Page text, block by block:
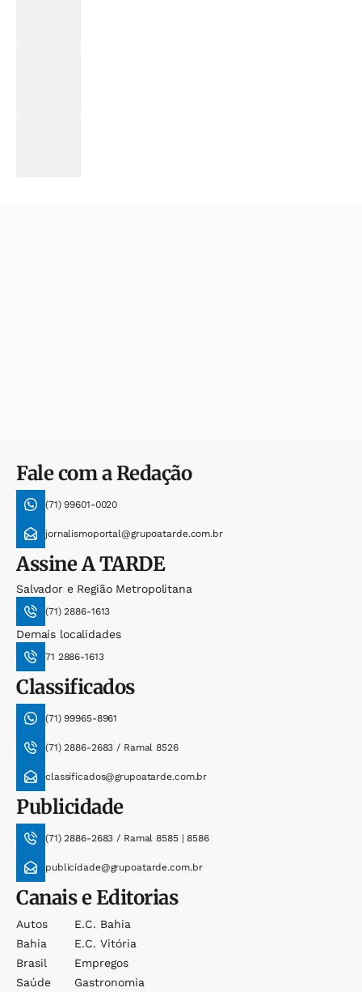
Fale com a Redação
(71) 99601-0020
jornalismoportal@grupoatarde.com.br
AssineA TARDE
Salvador e Região Metropolitana
(71) 2886-1613
Demais localidades
71 2886-1613
Classificados
(71) 99965-8961
(71) 2886-2683 / Ramal 8526
classificados@grupoatarde.com.br
Publicidade
(71) 2886-2683 / Ramal 8585 | 8586
publicidade@grupoatarde.com.br
Canais e Editorias
Autos
Bahia
Brasil
Saúde
E.c. Bahia
E.c. Vitória
Empregos
Gastronomia